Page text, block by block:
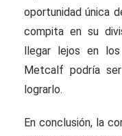
oportunidad única
compita en su
llegar lejos en
Metcalf podría
lograrlo.
En conclusión, la